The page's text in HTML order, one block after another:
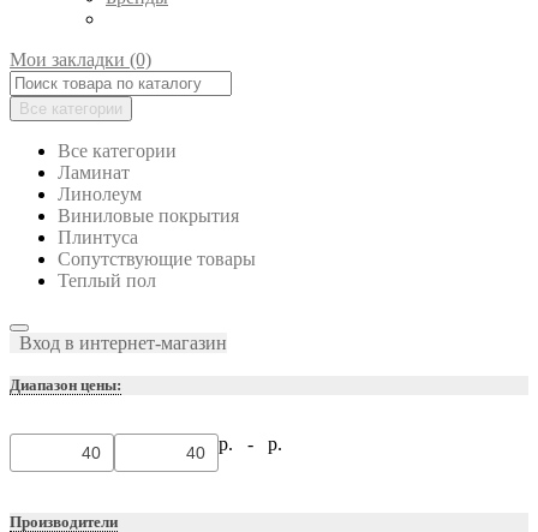
Мои закладки (0)
Все категории
Все категории
Ламинат
Линолеум
Виниловые покрытия
Плинтуса
Сопутствующие товары
Теплый пол
Вход в интернет-магазин
Диапазон цены:
р. - р.
Производители